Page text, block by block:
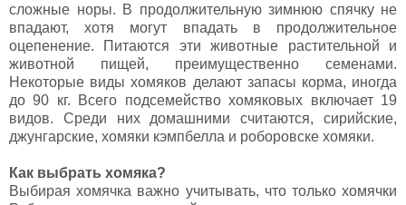
сложные норы. В продолжительную зимнюю спячку не
впадают, хотя могут впадать в продолжительное
оцепенение. Питаются эти животные растительной и
животной пищей, преимущественно семенами.
Некоторые виды хомяков делают запасы корма, иногда
до 90 кг. Всего подсемейство хомяковых включает 19
видов. Среди них домашними считаются, сирийские,
джунгарские, хомяки кэмпбелла и роборовске хомяки.
Как выбрать хомяка?
Выбирая хомячка важно учитывать, что только хомячки